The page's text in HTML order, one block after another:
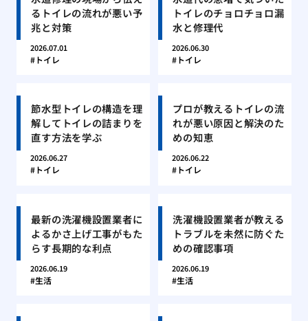
るトイレの流れが悪い予
兆と対策
2026.07.01
トイレ
トイレのチョロチョロ漏
水と修理代
2026.06.30
トイレ
節水型トイレの構造を理
解してトイレの詰まりを
直す方法を学ぶ
2026.06.27
トイレ
プロが教えるトイレの流
れが悪い原因と解決のた
めの知恵
2026.06.22
トイレ
最新の洗濯機設置業者に
よるかさ上げ工事がもた
らす長期的な利点
2026.06.19
生活
洗濯機設置業者が教える
トラブルを未然に防ぐた
めの確認事項
2026.06.19
生活